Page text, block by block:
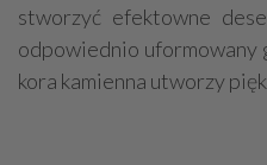
stworzyć efektowne
odpowiednio uformowany
kora kamienna utworzy